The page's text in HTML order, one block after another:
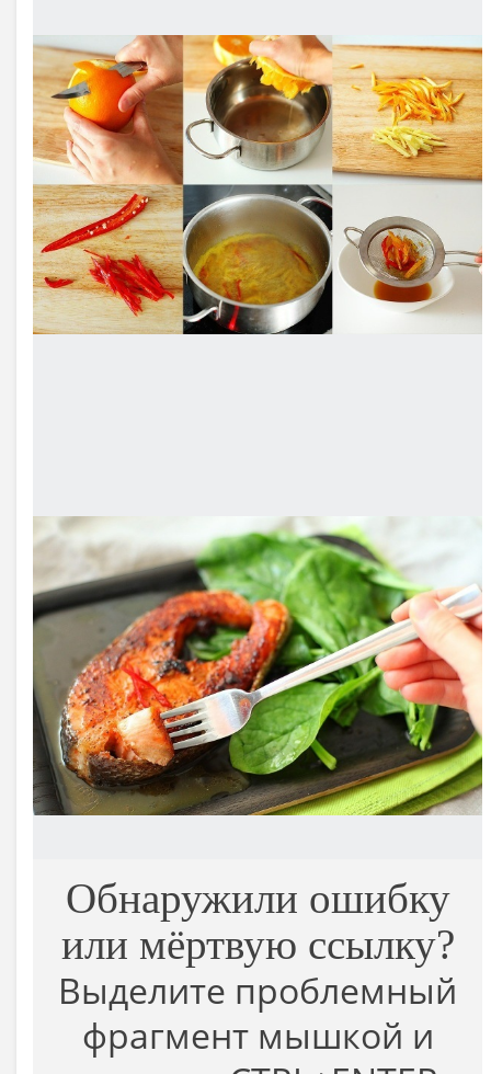
Обнаружили ошибку
или мёртвую ссылку?
Выделите проблемный
фрагмент мышкой и